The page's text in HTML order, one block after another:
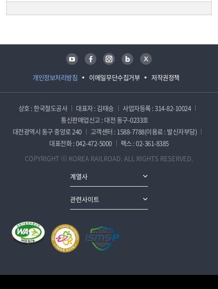
개인정보처리방침 이메일무단수집거부 저작권정책
유튜브 페이스북 인스타그램 블로그 트위터
상호 : 한국철도공사 대표자 : 김태승
사업자등록 : 314-82-10024
통신판매업신고 : 대전 동구-0233호
대전광역시 동구 중앙로 240
고객센터 : 1588-7788(이용료 : 발신자부담)
대표전화 : 042-472-5000
팩스 : 02-361-8385
COPYRIGHT ⓒ KOREA RAILROAD. ALL RIGHTS RESERVED.
계열사
관련사이트